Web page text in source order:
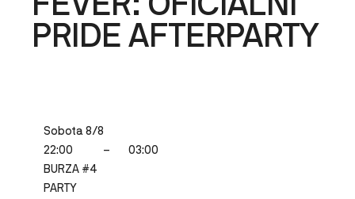
PRIDE AFTERPARTY
Sobota 8/8
22:00
–
03:00
BURZA #4
PARTY